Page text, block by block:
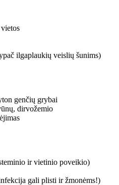
ilgaplaukių veislių šunims)
genčių grybai
dirvožemio
ir vietinio poveikio)
gali plisti ir žmonėms!)